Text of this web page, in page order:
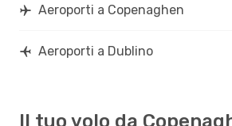
Aeroporti a Copenaghen
Aeroporti a Dublino
Il tuo volo da